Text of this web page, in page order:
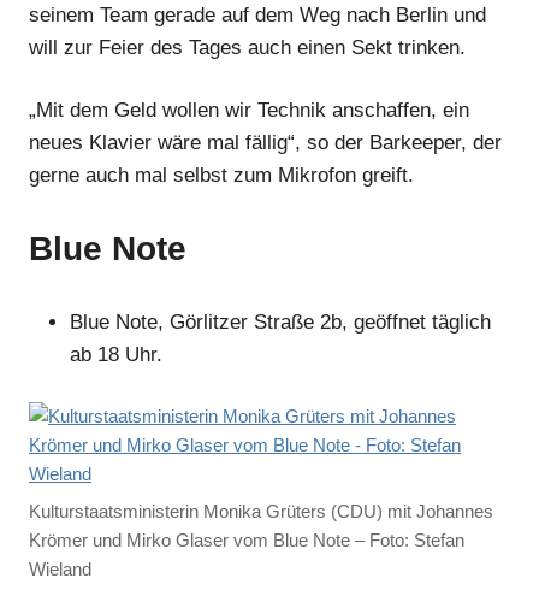
seinem Team gerade auf dem Weg nach Berlin und
will zur Feier des Tages auch einen Sekt trinken.
„Mit dem Geld wollen wir Technik anschaffen, ein
neues Klavier wäre mal fällig“, so der Barkeeper, der
gerne auch mal selbst zum Mikrofon greift.
Blue Note
Blue Note, Görlitzer Straße 2b, geöffnet täglich
ab 18 Uhr.
Kulturstaatsministerin Monika Grüters (CDU) mit Johannes
Krömer und Mirko Glaser vom Blue Note – Foto: Stefan
Wieland